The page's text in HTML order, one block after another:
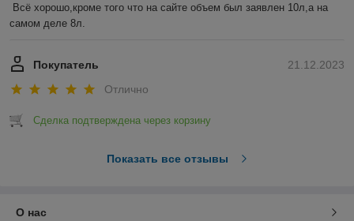
Всё хорошо,кроме того что на сайте объем был заявлен 10л,а на
самом деле 8л.
21.12.2023
Покупатель
Отлично
Сделка подтверждена через корзину
Показать все отзывы
О нас